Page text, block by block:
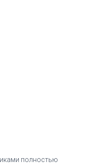
полностью